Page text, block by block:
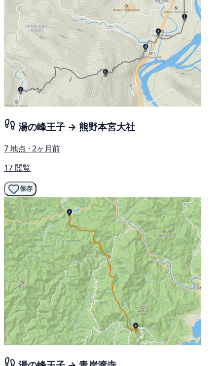
湯の峰王子 → 熊野本宮大社
7 地点 · 2ヶ月前
17 閲覧
保存